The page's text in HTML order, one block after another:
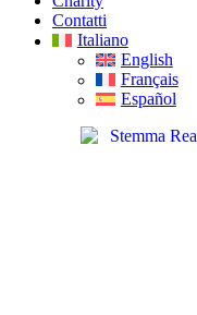
Contatti
Italiano
English
Français
Español